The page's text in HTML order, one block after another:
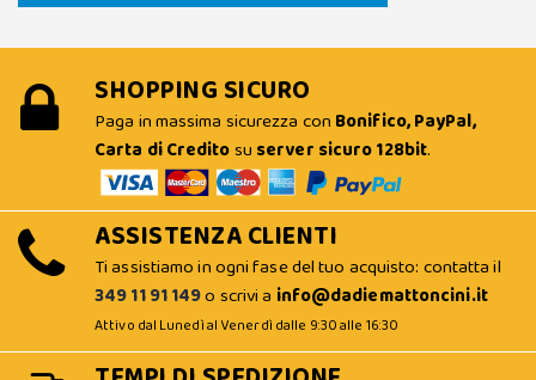
SHOPPING SICURO
Paga in massima sicurezza con Bonifico, PayPal,
Carta di Creditosu server sicuro 128bit.
ASSISTENZA CLIENTI
Ti assistiamo in ogni fase del tuo acquisto: contatta il
349 11 91 149o scrivi a info@dadiemattoncini.it
Attivo dal Lunedì al Venerdì dalle 9:30 alle 16:30